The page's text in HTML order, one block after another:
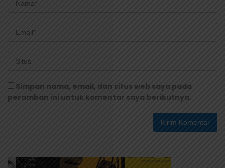
Simpan nama, email, dan situs web saya pada
peramban ini untuk komentar saya berikutnya.